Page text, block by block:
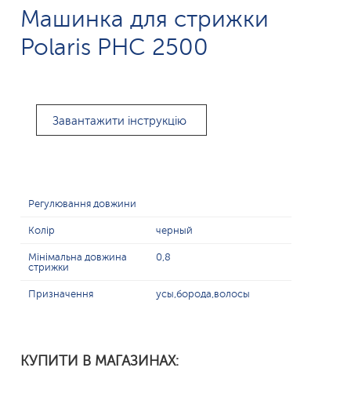
Машинка для стрижки
Polaris PHC 2500
Завантажити інструкцію
Регулювання довжини
Колір черный
Мінімальна довжина
стрижки
0,8
Призначення усы,борода,волосы
КУПИТИ В МАГАЗИНАХ: